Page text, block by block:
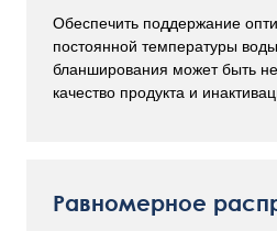
Обеспечить поддержание
постоянной температуры
бланширования может быть
качество продукта и
Равномерное